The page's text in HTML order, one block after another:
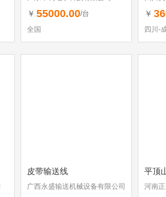
￥ 55000.00/台
全国
￥
四川-
皮带输送线
广西永盛输送机械设备有限公司
平顶
河南